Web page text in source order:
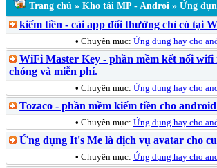
Trang chủ » Kho tải MP - Androi » Ứng
kiếm tiền - cài app đổi thưởng chỉ có tại
• Chuyên mục: Ứng dụng hay cho
WiFi Master Key - phần mềm kết nối wifi
chóng và miễn phí.
• Chuyên mục: Ứng dụng hay cho
Tozaco - phần mềm kiếm tiền cho
• Chuyên mục: Ứng dụng hay cho
Ứng dụng It's Me là dịch vụ avatar cho
• Chuyên mục: Ứng dụng hay cho